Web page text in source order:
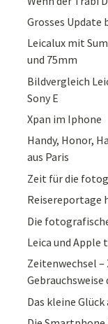
Grosses Update
Leicalux mit
und 75mm
Bildvergleich
Sony E
Xpan im Iphone
Handy, Honor,
aus Paris
Zeit für die
Reisereportage
Die
Leica und Apple
Zeitenwechsel –
Das kleine